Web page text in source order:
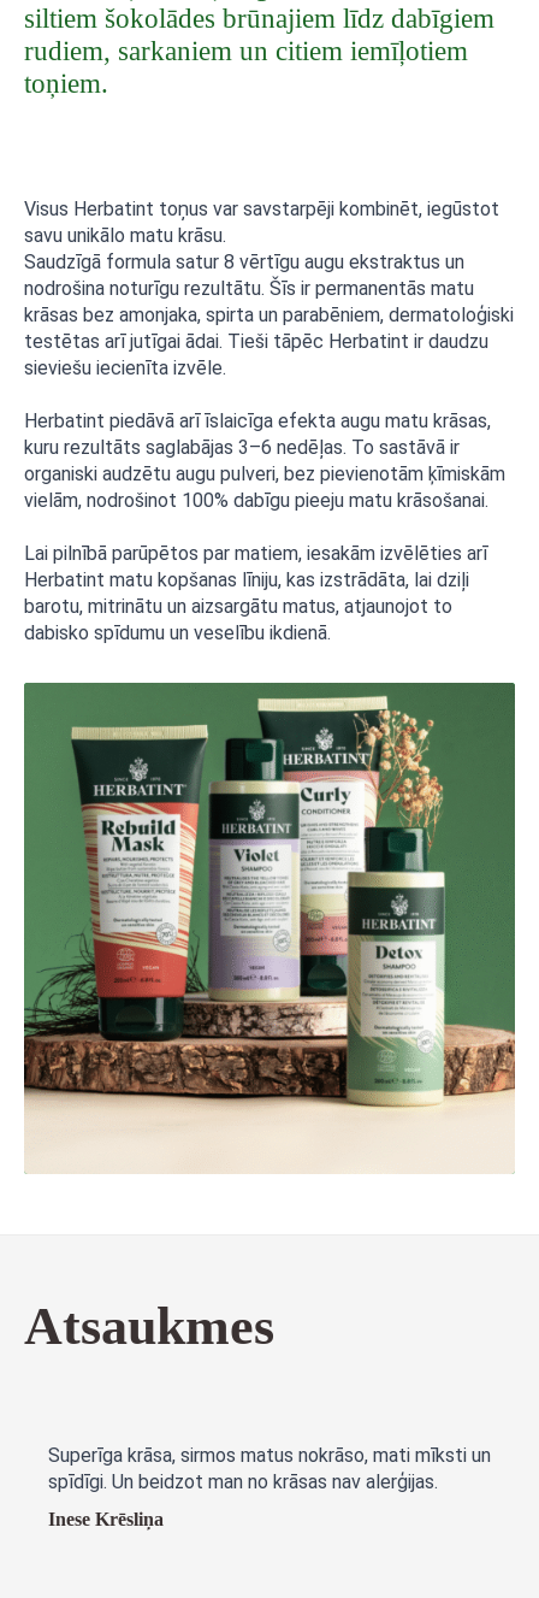
siltiem šokolādes brūnajiem līdz dabīgiem
rudiem, sarkaniem un citiem iemīļotiem
toņiem.
Visus Herbatint toņus var savstarpēji kombinēt, iegūstot
savu unikālo matu krāsu.
Saudzīgā formula satur 8 vērtīgu augu ekstraktus un
nodrošina noturīgu rezultātu. Šīs ir permanentās matu
krāsas bez amonjaka, spirta un parabēniem, dermatoloģiski
testētas arī jutīgai ādai. Tieši tāpēc Herbatint ir daudzu
sieviešu iecienīta izvēle.
Herbatint piedāvā arī īslaicīga efekta augu matu krāsas,
kuru rezultāts saglabājas 3–6 nedēļas. To sastāvā ir
organiski audzētu augu pulveri, bez pievienotām ķīmiskām
vielām, nodrošinot 100% dabīgu pieeju matu krāsošanai.
Lai pilnībā parūpētos par matiem, iesakām izvēlēties arī
Herbatint matu kopšanas līniju, kas izstrādāta, lai dziļi
barotu, mitrinātu un aizsargātu matus, atjaunojot to
dabisko spīdumu un veselību ikdienā.
Atsaukmes
Superīga krāsa, sirmos matus nokrāso, mati mīksti un
spīdīgi. Un beidzot man no krāsas nav alerģijas.
Inese Krēsliņa